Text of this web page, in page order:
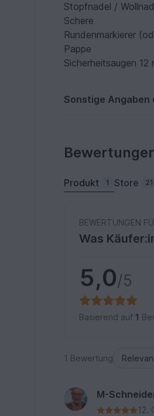
Stopfnadel /
Schere
Rundenmarkierer
Pappe
Sicherheitsaugen 12
Sonstige
Produkt 1 Store
BEWERTUNGEN
Was
5,0/5
Basierend auf 1
1 Bewertung
M-
12.